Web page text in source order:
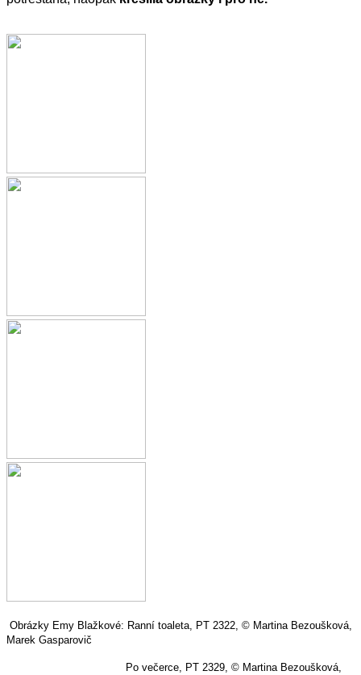
Obrázky Emy Blažkové: Ranní toaleta, PT 2322, © Martina Bezoušková,
Marek Gasparovič
Po večerce, PT 2329, © Martina Bezoušková,